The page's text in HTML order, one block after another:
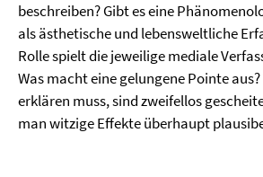
beschreiben? Gibt es eine
als ästhetische und lebensweltliche
Rolle spielt die jeweilige mediale
Was macht eine gelungene Pointe
erklären muss, sind zweifellos
man witzige Effekte überhaupt